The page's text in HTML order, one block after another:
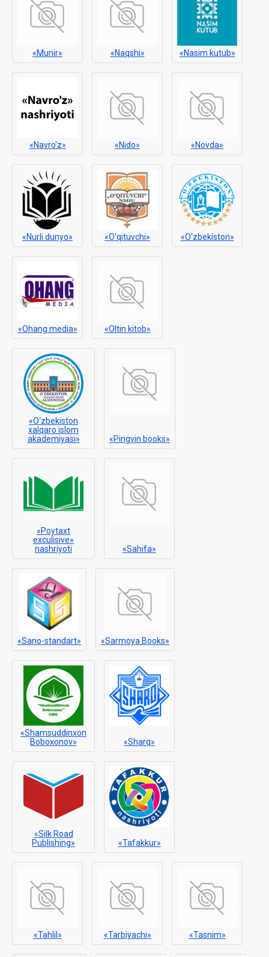
«Munir» «Naqshi» «Nasim kutub»
«Navro'z» «Nido» «Novda»
«Nurli dunyo» «O'qituvchi» «O'zbekiston»
«Ohang media» «Oltin kitob»
«O‘zbekiston
xalqaro islom
akademiyasi»
«Pingvin books»
«Poytaxt
exculisive»
nashriyoti
«Sahifa»
«Sano-standart» «Sarmoya Books»
«Shamsuddinxon
Boboxonov»
«Sharq»
«Silk Road
Publishing»
«Tafakkur»
«Tahlil» «Tarbiyachi» «Tasnim»